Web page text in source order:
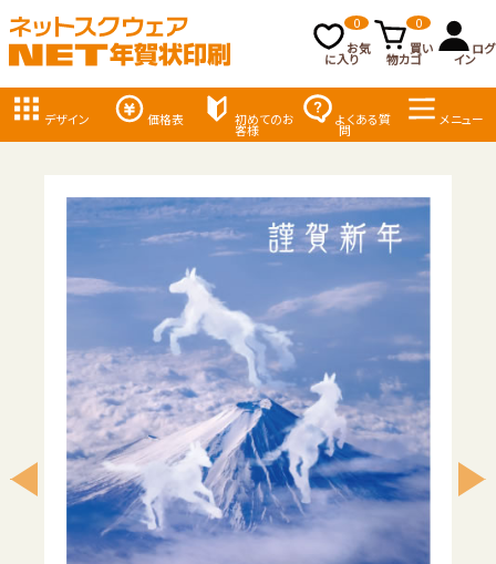
お気
に入り
0
買い
物カゴ
0
ログ
イン
デザイン 価格表 初めてのお
客様
よくある質
問
メニュー